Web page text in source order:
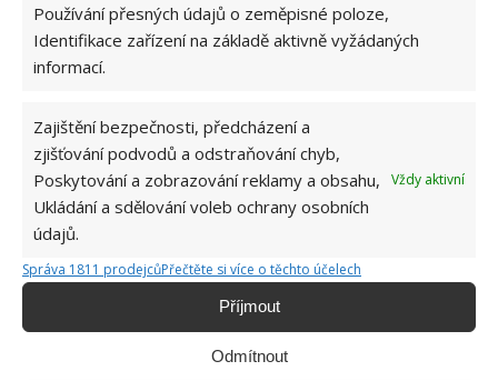
Používání přesných údajů o zeměpisné poloze,
Identifikace zařízení na základě aktivně vyžádaných
informací.
Zajištění bezpečnosti, předcházení a
zjišťování podvodů a odstraňování chyb,
Poskytování a zobrazování reklamy a obsahu,
Ukládání a sdělování voleb ochrany osobních
údajů.
Vždy aktivní
Správa 1811 prodejcůPřečtěte si více o těchto účelech
Příjmout
Odmítnout